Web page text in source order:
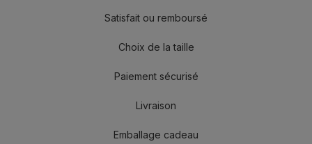
Satisfait ou remboursé
Choix de la taille
Paiement sécurisé
Livraison
Emballage cadeau